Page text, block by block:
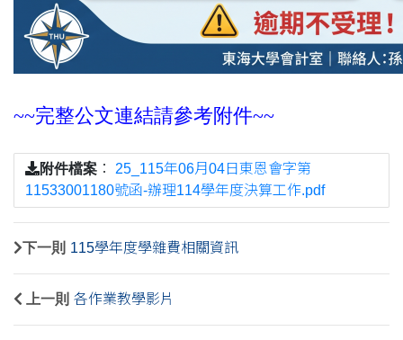
~~完整公文連結請參考附件~~
附件檔案 ： 25_115年06月04日東恩會字第
11533001180號函-辦理114學年度決算工作.pdf
下一則 115學年度學雜費相關資訊
上一則 各作業教學影片